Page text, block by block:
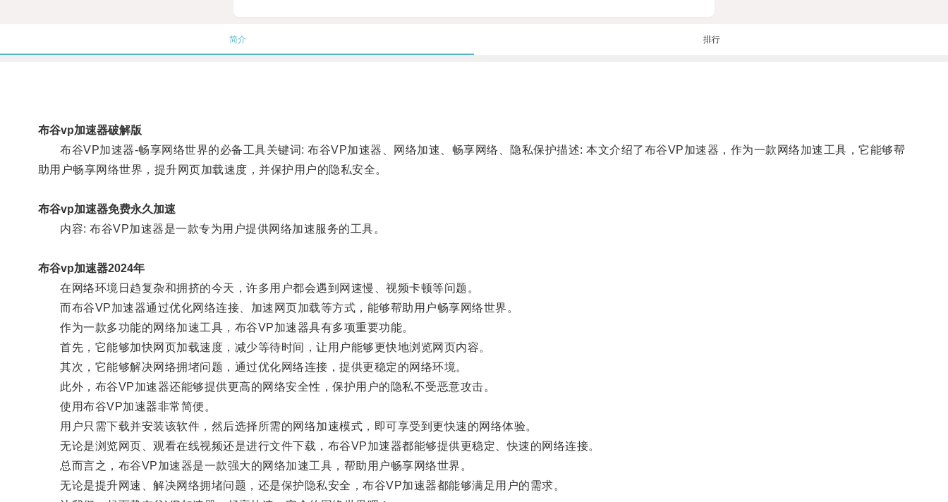
简介 排行
布谷vp加速器破解版
布谷VP加速器-畅享网络世界的必备工具关键词: 布谷VP加速器、网络加速、畅享网络、隐私保护描述: 本文介绍了布谷VP加速器，作为一款网络加速工具，它能够帮
助用户畅享网络世界，提升网页加载速度，并保护用户的隐私安全。
布谷vp加速器免费永久加速
内容: 布谷VP加速器是一款专为用户提供网络加速服务的工具。
布谷vp加速器2024年
在网络环境日趋复杂和拥挤的今天，许多用户都会遇到网速慢、视频卡顿等问题。
而布谷VP加速器通过优化网络连接、加速网页加载等方式，能够帮助用户畅享网络世界。
作为一款多功能的网络加速工具，布谷VP加速器具有多项重要功能。
首先，它能够加快网页加载速度，减少等待时间，让用户能够更快地浏览网页内容。
其次，它能够解决网络拥堵问题，通过优化网络连接，提供更稳定的网络环境。
此外，布谷VP加速器还能够提供更高的网络安全性，保护用户的隐私不受恶意攻击。
使用布谷VP加速器非常简便。
用户只需下载并安装该软件，然后选择所需的网络加速模式，即可享受到更快速的网络体验。
无论是浏览网页、观看在线视频还是进行文件下载，布谷VP加速器都能够提供更稳定、快速的网络连接。
总而言之，布谷VP加速器是一款强大的网络加速工具，帮助用户畅享网络世界。
无论是提升网速、解决网络拥堵问题，还是保护隐私安全，布谷VP加速器都能够满足用户的需求。